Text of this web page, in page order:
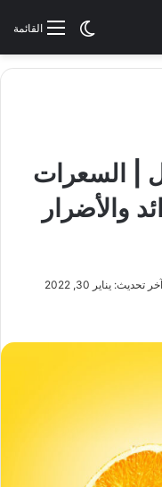
القائمةالوضع
| السعرات
والأضرار
آخر تحديث: يناير 30, 2022